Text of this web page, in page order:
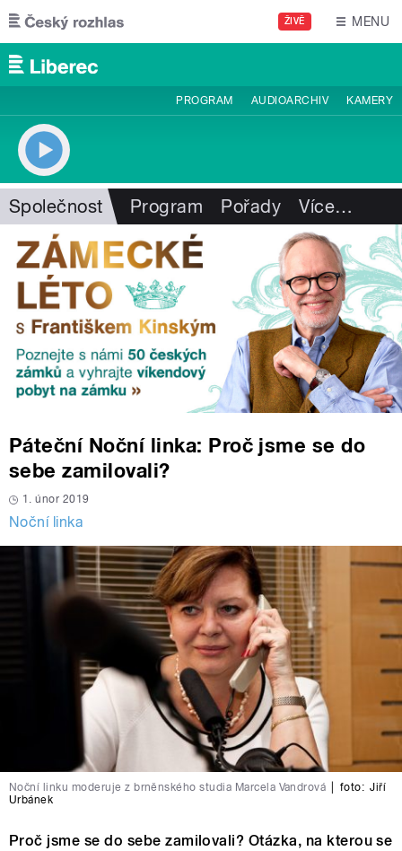
Přejít k hlavnímu obsahu
ŽIVĚ MENU
PROGRAM AUDIOARCHIV KAMERY
Společnost Program Pořady Více…
Páteční Noční linka: Proč jsme se do
sebe zamilovali?
1. únor 2019
Noční linka
Noční linku moderuje z brněnského studia Marcela Vandrová foto: Jiří
Urbánek
Proč jsme se do sebe zamilovali? Otázka, na kterou se